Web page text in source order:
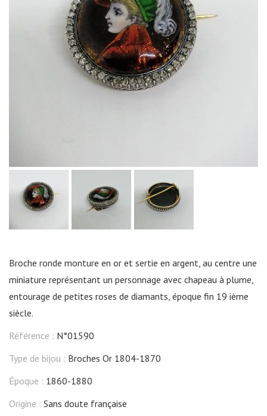
Broche ronde monture en or et sertie en argent, au centre une
miniature représentant un personnage avec chapeau à plume,
entourage de petites roses de diamants, époque fin 19 ième
siècle.
Référence : N°01590
Type de bijou : Broches Or 1804-1870
Époque : 1860-1880
Origine : Sans doute française